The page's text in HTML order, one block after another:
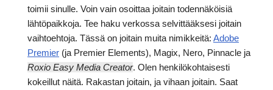
toimii sinulle. Voin vain osoittaa joitain todennäköisiä
lähtöpaikkoja. Tee haku verkossa selvittääksesi joitain
vaihtoehtoja. Tässä on joitain muita nimikkeitä: Adobe
Premier (ja Premier Elements), Magix, Nero, Pinnacle ja
Roxio Easy Media Creator. Olen henkilökohtaisesti
kokeillut näitä. Rakastan joitain, ja vihaan joitain. Saat